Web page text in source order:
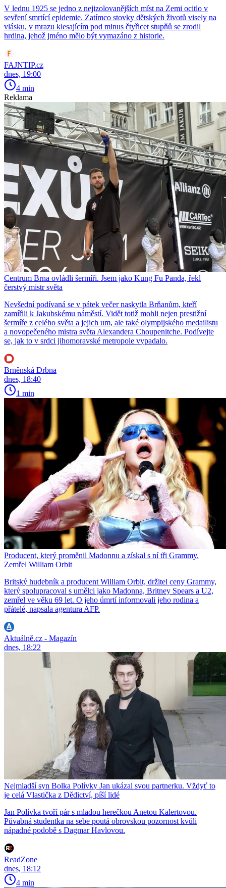
V lednu 1925 se jedno z nejizolovanějších míst na Zemi ocitlo v
sevření smrtící epidemie. Zatímco stovky dětských životů visely na
vlásku, v mrazu klesajícím pod minus čtyřicet stupňů se zrodil
hrdina, jehož jméno mělo být vymazáno z historie.
FAJNTIP.cz
dnes, 19:00
4 min
Reklama
Centrum Brna ovládli šermíři. Jsem jako Kung Fu Panda, řekl
čerstvý mistr světa
Nevšední podívaná se v pátek večer naskytla Brňanům, kteří
zamířili k Jakubskému náměstí. Vidět totiž mohli nejen prestižní
šermíře z celého světa a jejich um, ale také olympijského medailistu
a novopečeného mistra světa Alexandera Choupenitche. Podívejte
se, jak to v srdci jihomoravské metropole vypadalo.
Brněnská Drbna
dnes, 18:40
1 min
Producent, který proměnil Madonnu a získal s ní tři Grammy.
Zemřel William Orbit
Britský hudebník a producent William Orbit, držitel ceny Grammy,
který spolupracoval s umělci jako Madonna, Britney Spears a U2,
zemřel ve věku 69 let. O jeho úmrtí informovali jeho rodina a
přátelé, napsala agentura AFP.
Aktuálně.cz - Magazín
dnes, 18:22
Nejmladší syn Bolka Polívky Jan ukázal svou partnerku. Vždyť to
je celá Vlastička z Dědictví, píší lidé
Jan Polívka tvoří pár s mladou herečkou Anetou Kalertovou.
Půvabná studentka na sebe poutá obrovskou pozornost kvůli
nápadné podobě s Dagmar Havlovou.
ReadZone
dnes, 18:12
4 min